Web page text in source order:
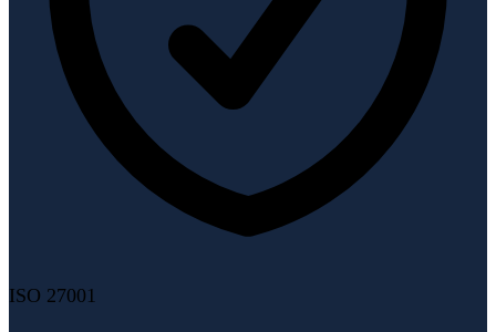
ISO 27001